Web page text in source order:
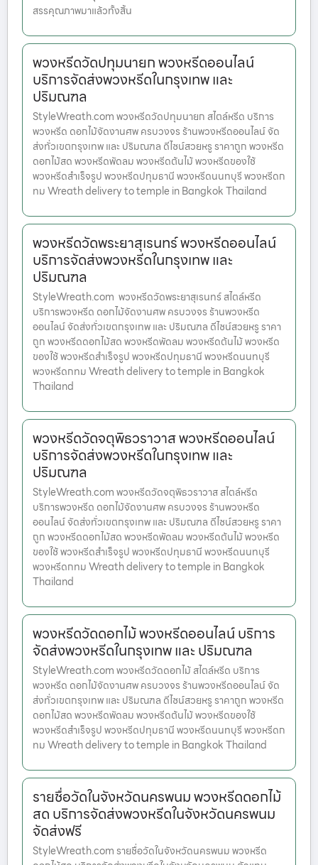
สรรคุณภาพมาแล้วทั้งสิ้น
พวงหรีดวัดปทุมนายก พวงหรีดออนไลน์
บริการจัดส่งพวงหรีดในกรุงเทพ และ
ปริมณฑล
StyleWreath.com พวงหรีดวัดปทุมนายก สไตล์หรีด บริการ
พวงหรีด ดอกไม้จัดงานศพ ครบวงจร ร้านพวงหรีดออนไลน์ จัด
ส่งทั่วเขตกรุงเทพ และ ปริมณฑล ดีไซน์สวยหรู ราคาถูก พวงหรีด
ดอกไม้สด พวงหรีดพัดลม พวงหรีดต้นไม้ พวงหรีดของใช้
พวงหรีดสำเร็จรูป พวงหรีดปทุมธานี พวงหรีดนนทบุรี พวงหรีดก
ทม Wreath delivery to temple in Bangkok Thailand
พวงหรีดวัดพระยาสุเรนทร์ พวงหรีดออนไลน์
บริการจัดส่งพวงหรีดในกรุงเทพ และ
ปริมณฑล
StyleWreath.com พวงหรีดวัดพระยาสุเรนทร์ สไตล์หรีด
บริการพวงหรีด ดอกไม้จัดงานศพ ครบวงจร ร้านพวงหรีด
ออนไลน์ จัดส่งทั่วเขตกรุงเทพ และ ปริมณฑล ดีไซน์สวยหรู ราคา
ถูก พวงหรีดดอกไม้สด พวงหรีดพัดลม พวงหรีดต้นไม้ พวงหรีด
ของใช้ พวงหรีดสำเร็จรูป พวงหรีดปทุมธานี พวงหรีดนนทบุรี
พวงหรีดกทม Wreath delivery to temple in Bangkok
Thailand
พวงหรีดวัดจตุพิธวราวาส พวงหรีดออนไลน์
บริการจัดส่งพวงหรีดในกรุงเทพ และ
ปริมณฑล
StyleWreath.com พวงหรีดวัดจตุพิธวราวาส สไตล์หรีด
บริการพวงหรีด ดอกไม้จัดงานศพ ครบวงจร ร้านพวงหรีด
ออนไลน์ จัดส่งทั่วเขตกรุงเทพ และ ปริมณฑล ดีไซน์สวยหรู ราคา
ถูก พวงหรีดดอกไม้สด พวงหรีดพัดลม พวงหรีดต้นไม้ พวงหรีด
ของใช้ พวงหรีดสำเร็จรูป พวงหรีดปทุมธานี พวงหรีดนนทบุรี
พวงหรีดกทม Wreath delivery to temple in Bangkok
Thailand
พวงหรีดวัดดอกไม้ พวงหรีดออนไลน์ บริการ
จัดส่งพวงหรีดในกรุงเทพ และ ปริมณฑล
StyleWreath.com พวงหรีดวัดดอกไม้ สไตล์หรีด บริการ
พวงหรีด ดอกไม้จัดงานศพ ครบวงจร ร้านพวงหรีดออนไลน์ จัด
ส่งทั่วเขตกรุงเทพ และ ปริมณฑล ดีไซน์สวยหรู ราคาถูก พวงหรีด
ดอกไม้สด พวงหรีดพัดลม พวงหรีดต้นไม้ พวงหรีดของใช้
พวงหรีดสำเร็จรูป พวงหรีดปทุมธานี พวงหรีดนนทบุรี พวงหรีดก
ทม Wreath delivery to temple in Bangkok Thailand
รายชื่อวัดในจังหวัดนครพนม พวงหรีดดอกไม้
สด บริการจัดส่งพวงหรีดในจังหวัดนครพนม
จัดส่งฟรี
StyleWreath.com รายชื่อวัดในจังหวัดนครพนม พวงหรีด